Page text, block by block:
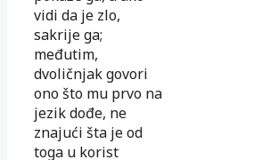
vidi da je zlo,
sakrije ga;
međutim,
dvoličnjak govori
ono što mu prvo na
jezik dođe, ne
znajući šta je od
toga u korist